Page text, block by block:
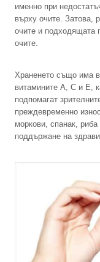
именно при
върху очите. Затова,
очите и подходящата
очите.
Храненето също има
витамините A, C и E,
подпомагат
преждевременно
моркови, спанак,
поддържане на